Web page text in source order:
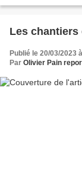
Les
Publié le 20/03/2023
Par Olivier Pain